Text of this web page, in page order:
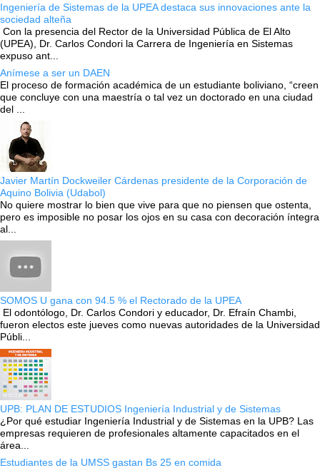
Ingeniería de Sistemas de la UPEA destaca sus innovaciones ante la
sociedad alteña
Con la presencia del Rector de la Universidad Pública de El Alto
(UPEA), Dr. Carlos Condori la Carrera de Ingeniería en Sistemas
expuso ant...
Anímese a ser un DAEN
El proceso de formación académica de un estudiante boliviano, “creen
que concluye con una maestría o tal vez un doctorado en una ciudad
del ...
Javier Martín Dockweiler Cárdenas presidente de la Corporación de
Aquino Bolivia (Udabol)
No quiere mostrar lo bien que vive para que no piensen que ostenta,
pero es imposible no posar los ojos en su casa con decoración íntegra
al...
SOMOS U gana con 94.5 % el Rectorado de la UPEA
El odontólogo, Dr. Carlos Condori y educador, Dr. Efraín Chambi,
fueron electos este jueves como nuevas autoridades de la Universidad
Públi...
UPB: PLAN DE ESTUDIOS Ingeniería Industrial y de Sistemas
¿Por qué estudiar Ingeniería Industrial y de Sistemas en la UPB? Las
empresas requieren de profesionales altamente capacitados en el
área...
Estudiantes de la UMSS gastan Bs 25 en comida